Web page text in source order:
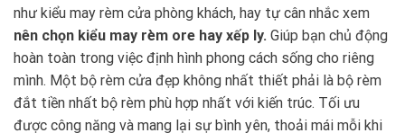
như kiểu may rèm cửa phòng khách, hay tự cân nhắc xem
nên chọn kiểu may rèm ore hay xếp ly. Giúp bạn chủ động
hoàn toàn trong việc định hình phong cách sống cho riêng
mình. Một bộ rèm cửa đẹp không nhất thiết phải là bộ rèm
đắt tiền nhất bộ rèm phù hợp nhất với kiến trúc. Tối ưu
được công năng và mang lại sự bình yên, thoải mái mỗi khi